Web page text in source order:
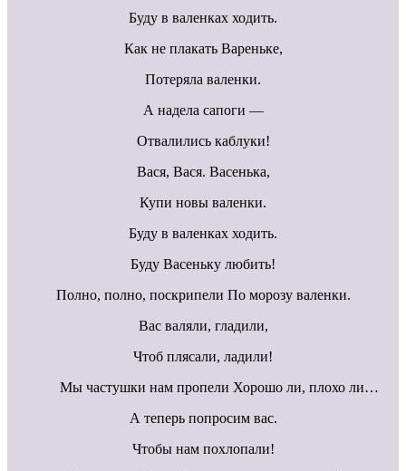
Буду в валенках ходить.
Как не плакать Вареньке,
Потеряла валенки.
А надела сапоги —
Отвалились каблуки!
Вася, Вася. Васенька,
Купи новы валенки.
Буду в валенках ходить.
Буду Васеньку любить!
Полно, полно, поскрипели По морозу валенки.
Вас валяли, гладили,
Чтоб плясали, ладили!
Мы частушки нам пропели Хорошо ли, плохо ли…
А теперь попросим вас.
Чтобы нам похлопали!